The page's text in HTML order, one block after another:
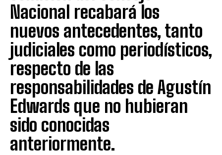
Nacional recabará los
nuevos antecedentes, tanto
judiciales como periodísticos,
respecto de las
responsabilidades de Agustín
Edwards que no hubieran
sido conocidas
anteriormente.